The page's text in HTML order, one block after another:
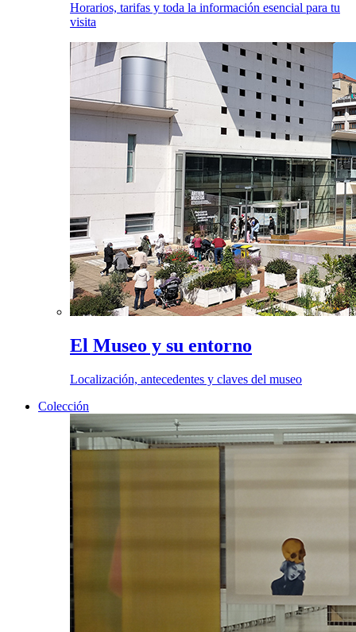
Horarios, tarifas y toda la información esencial para tu
visita
El Museo y su entorno
Localización, antecedentes y claves del museo
Colección